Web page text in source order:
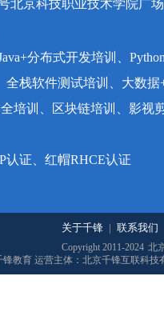
北京科技职业技术学院广
分布式开发培训、
栈软件测试培训、大数
培训、区块链培训、影视
认证、红帽RHCE认证
关于千锋 | 联系我们
Copyright 2011-2024 北
锋教育 运营主体：北京千锋互联科